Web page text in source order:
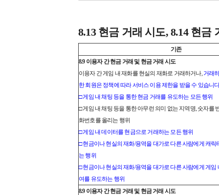
8.13 현금 거래 시도, 8.14 현금
기존
8.9 이용자 간 현금 거래 및 현금 거래 시도
이용자 간 게임 내 재화를 현실의 재화로 거래하거나,거래
한 회원은 정책에 따라 서비스 이용 제한을 받을 수 있습니
□ 게임 내 채팅 등을 통한 현금 거래를 유도하는 모든 행위
□ 게임 내 채팅 등을 통한 아무런 의미 없는 지역명, 숫자를
화번호를 올리는 행위
□ 게임 내 데이터를 현금으로 거래하는 모든 행위
□ 현금이나 현실의 재화/용역을 대가로 다른 사람에게 캐릭
는 행위
□ 현금이나 현실의 재화/용역을 대가로 다른 사람에게 게임
여를 유도하는 행위
8.9 이용자 간 현금 거래 및 현금 거래 시도